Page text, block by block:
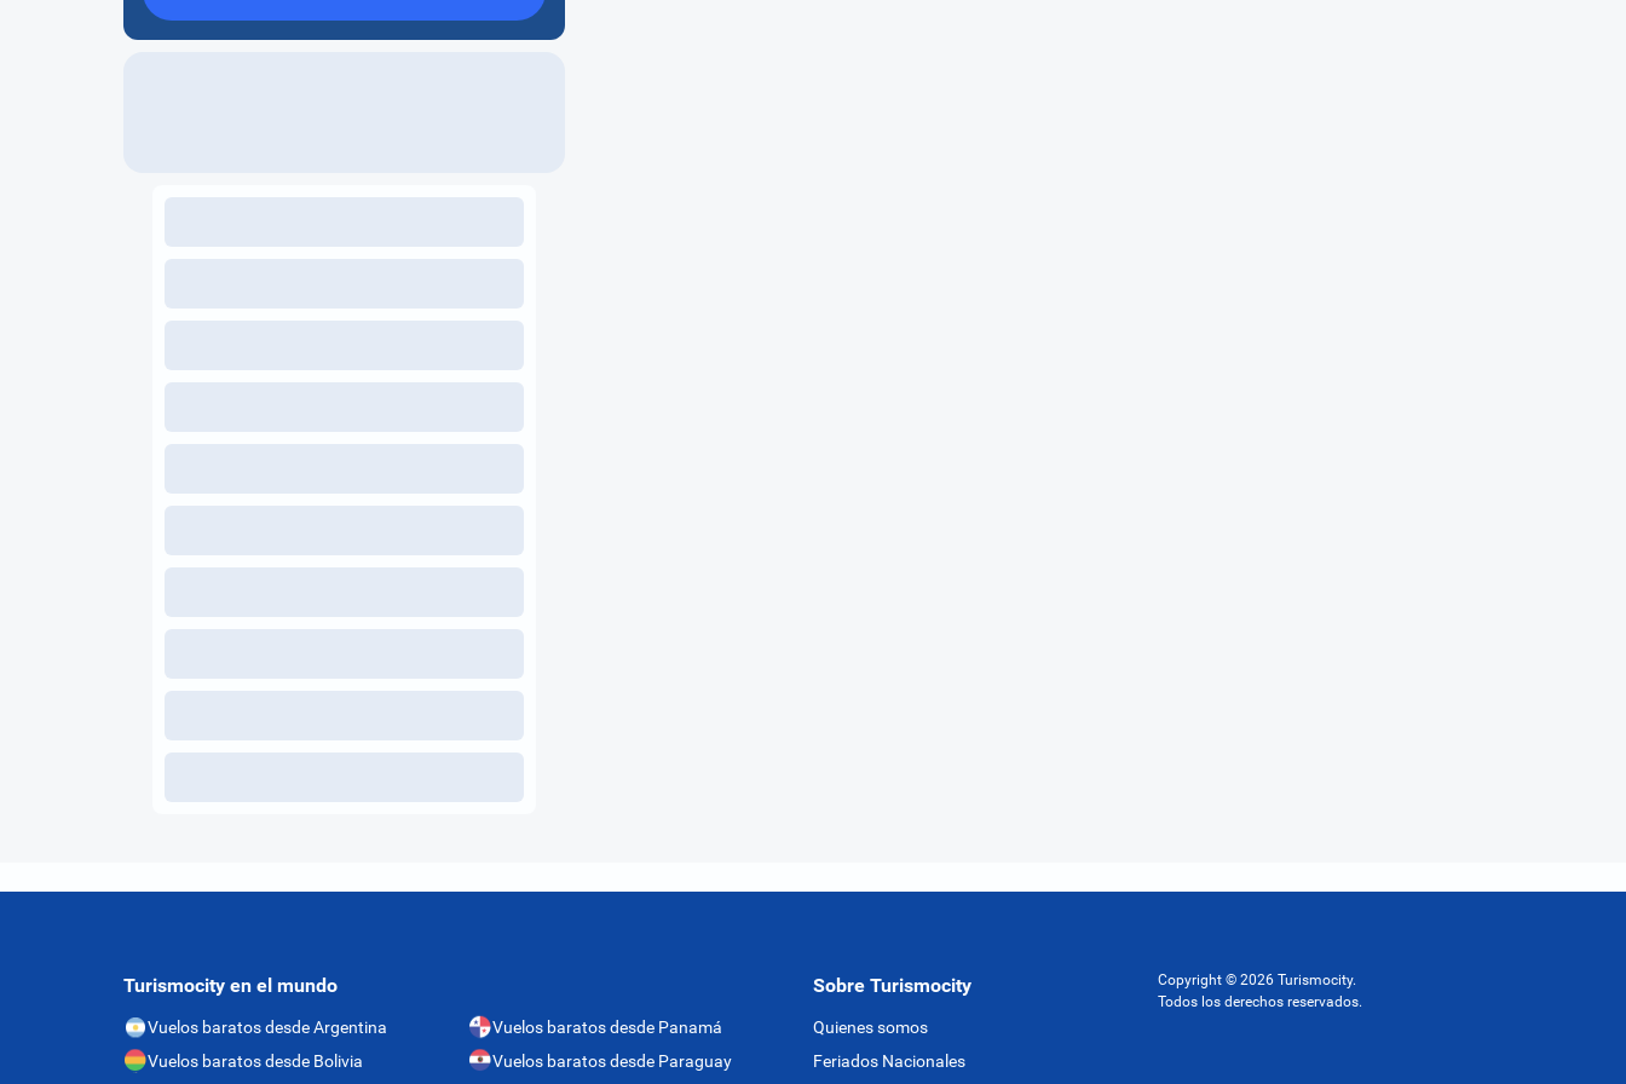
Turismocity en el mundo
Vuelos baratos desde Argentina
Vuelos baratos desde Bolivia
Vuelos baratos desde Panamá
Vuelos baratos desde Paraguay
Sobre Turismocity
Quienes somos
Feriados Nacionales
Copyright © 2026 Turismocity.
Todos los derechos reservados.